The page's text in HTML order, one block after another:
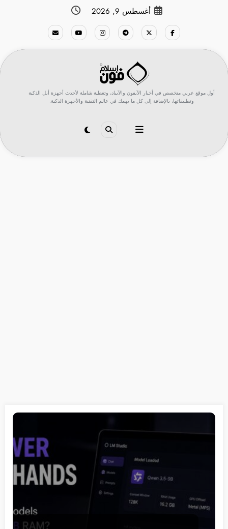
أغسطس 9, 2026
أول موقع عربي متخصص في أخبار الآيفون والآيباد، وتغطية شاملة لأحدث أجهزة أبل الذكية
وتطبيقاتها، بالإضافة إلى كل ما يهمك في عالم التقنية والأجهزة الذكية.